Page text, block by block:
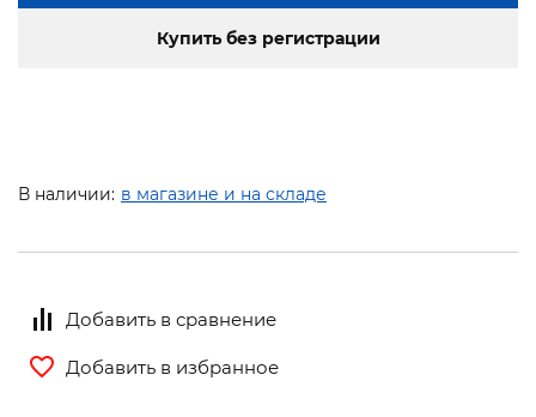
Купить без регистрации
В наличии: в магазине и на складе
Добавить в сравнение
Добавить в избранное